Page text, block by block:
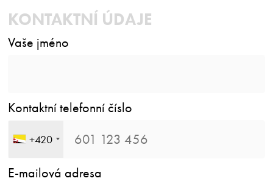
KONTAKTNÍ ÚDAJE
Vaše jméno
Kontaktní telefonní číslo
+420
E-mailová adresa